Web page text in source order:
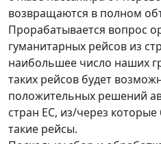
возвращаются в полном
Прорабатывается вопрос
гуманитарных рейсов из
наибольшее число наших
таких рейсов будет
положительных решений
стран ЕС, из/через
такие рейсы.